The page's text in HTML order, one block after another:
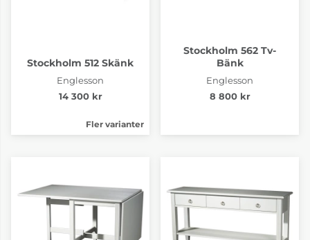
Stockholm 512 Skänk
Englesson
14 300 kr
Fler varianter
Stockholm 562 Tv-
Bänk
Englesson
8 800 kr